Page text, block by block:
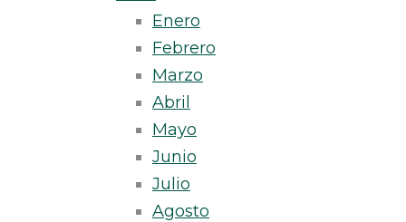
Enero
Febrero
Marzo
Abril
Mayo
Junio
Julio
Agosto